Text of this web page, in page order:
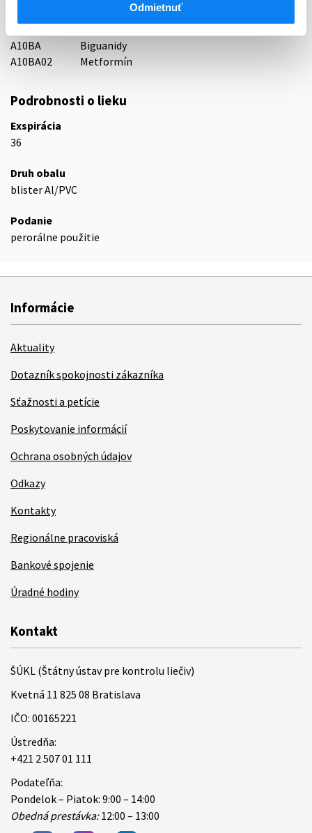
Odmietnuť
A10B
Liečivá znižujúce hladinu glukózy v krvi s
A10BA
Biguanidy
A10BA02
Metformín
Podrobnosti o lieku
Exspirácia
36
Druh obalu
blister Al/PVC
Podanie
perorálne použitie
Informácie
Aktuality
Dotazník spokojnosti zákazníka
Sťažnosti a petície
Poskytovanie informácií
Ochrana osobných údajov
Odkazy
Kontakty
Regionálne pracoviská
Bankové spojenie
Úradné hodiny
Kontakt
ŠÚKL (Štátny ústav pre kontrolu liečiv)
Kvetná 11 825 08 Bratislava
IČO: 00165221
Ústredňa:
+421 2 507 01 111
Podateľňa:
Pondelok – Piatok: 9:00 – 14:00
Obedná prestávka:12:00 – 13:00